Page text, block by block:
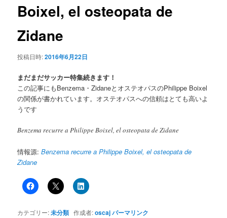
ョ
Boixel, el osteopata de
Zidane
投稿日時:2016年6月22日
まだまだサッカー特集続きます！
この記事にもBenzema・ZidaneとオステオパスのPhilippe Boixel
の関係が書かれています。オステオパスへの信頼はとても高いよ
うです
Benzema recurre a Philippe Boixel, el osteopata de Zidane
情報源:Benzema recurre a Philippe Boixel, el osteopata de
Zidane
カテゴリー:未分類 作成者:oscajパーマリンク